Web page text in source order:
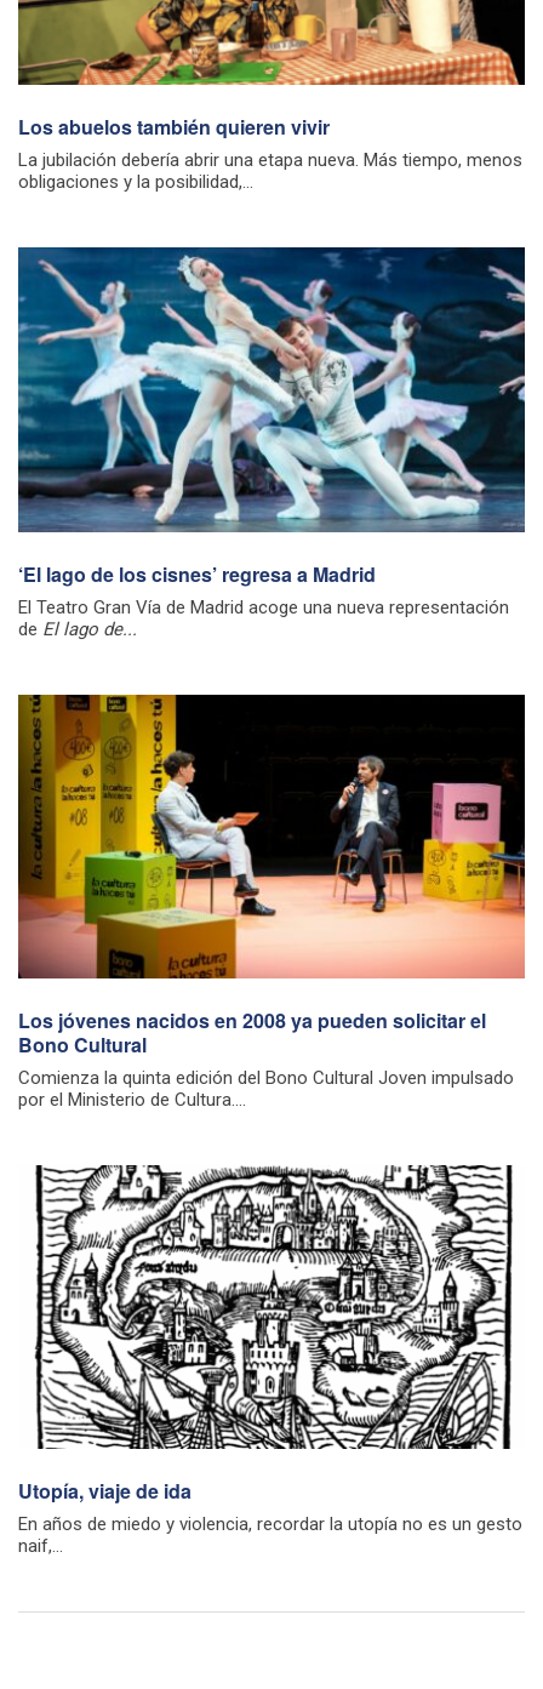
Los abuelos también quieren vivir
La jubilación debería abrir una etapa nueva. Más tiempo, menos
obligaciones y la posibilidad,...
‘El lago de los cisnes’ regresa a Madrid
El Teatro Gran Vía de Madrid acoge una nueva representación
de El lago de...
Los jóvenes nacidos en 2008 ya pueden solicitar el
Bono Cultural
Comienza la quinta edición del Bono Cultural Joven impulsado
por el Ministerio de Cultura....
Utopía, viaje de ida
En años de miedo y violencia, recordar la utopía no es un gesto
naif,...